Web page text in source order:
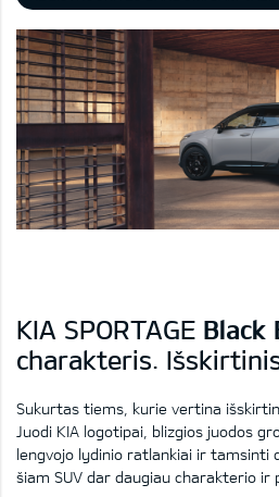
KIA SPORTAGE Black
charakteris.
Sukurtas tiems, kurie vertina
Juodi KIA logotipai, blizgios juodos
lengvojo lydinio ratlankiai ir tamsinti
šiam SUV dar daugiau charakterio ir